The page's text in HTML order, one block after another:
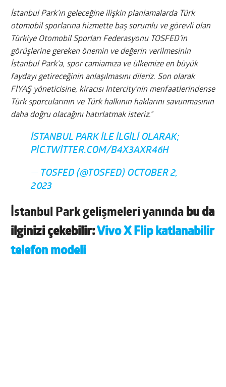
İstanbul Park’ın geleceğine ilişkin planlamalarda Türk
otomobil sporlarına hizmette baş sorumlu ve görevli olan
Türkiye Otomobil Sporları Federasyonu TOSFED’in
görüşlerine gereken önemin ve değerin verilmesinin
İstanbul Park’a, spor camiamıza ve ülkemize en büyük
faydayı getireceğinin anlaşılmasını dileriz. Son olarak
FİYAŞ yöneticisine, kiracısı Intercity’nin menfaatlerindense
Türk sporcularının ve Türk halkının haklarını savunmasının
daha doğru olacağını hatırlatmak isteriz.”
İSTANBUL PARK ILE ILGILI OLARAK;
PIC.TWITTER.COM/B4X3AXR46H
— TOSFED (@TOSFED) OCTOBER 2,
2023
İstanbul Park gelişmeleri yanında bu da
ilginizi çekebilir: Vivo X Flip katlanabilir
telefon modeli